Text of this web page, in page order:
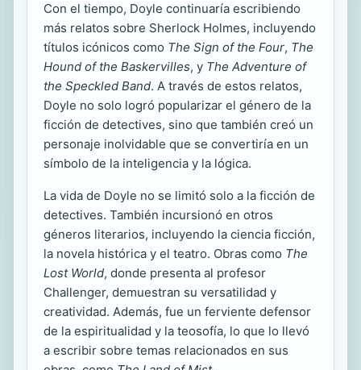
Con el tiempo, Doyle continuaría escribiendo
más relatos sobre Sherlock Holmes, incluyendo
títulos icónicos como The Sign of the Four, The
Hound of the Baskervilles, y The Adventure of
the Speckled Band. A través de estos relatos,
Doyle no solo logró popularizar el género de la
ficción de detectives, sino que también creó un
personaje inolvidable que se convertiría en un
símbolo de la inteligencia y la lógica.
La vida de Doyle no se limitó solo a la ficción de
detectives. También incursionó en otros
géneros literarios, incluyendo la ciencia ficción,
la novela histórica y el teatro. Obras como The
Lost World, donde presenta al profesor
Challenger, demuestran su versatilidad y
creatividad. Además, fue un ferviente defensor
de la espiritualidad y la teosofía, lo que lo llevó
a escribir sobre temas relacionados en sus